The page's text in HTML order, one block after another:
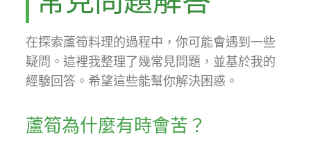
在探索蘆筍料理的過程中，你可能會遇到一些
疑問。這裡我整理了幾常見問題，並基於我的
經驗回答。希望這些能幫你解決困惑。
蘆筍為什麼有時會苦？